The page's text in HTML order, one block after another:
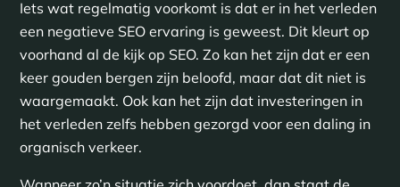
Iets wat regelmatig voorkomt is dat er in het verleden
een negatieve SEO ervaring is geweest. Dit kleurt op
voorhand al de kijk op SEO. Zo kan het zijn dat er een
keer gouden bergen zijn beloofd, maar dat dit niet is
waargemaakt. Ook kan het zijn dat investeringen in
het verleden zelfs hebben gezorgd voor een daling in
organisch verkeer.